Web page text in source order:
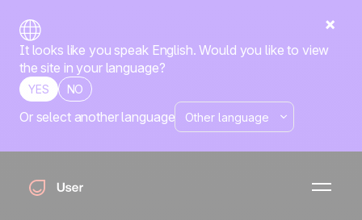
It looks like you speak English. Would you like to view
the site in your language?
YES NO
Or select another language
Ti accompagniamo
Da oltre 20 anni, Positive User accompagna i brand